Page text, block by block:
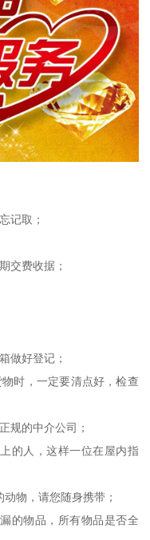
记取；
交费收据；
做好登记；
时，一定要清点好，检查
规的中介公司；
的人，这样一位在屋内指
物，请您随身携带；
的物品，所有物品是否全